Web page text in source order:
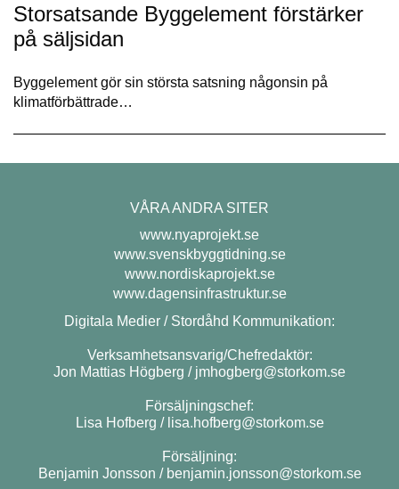
Storsatsande Byggelement förstärker
på säljsidan
Byggelement gör sin största satsning någonsin på
klimatförbättrade…
VÅRA ANDRA SITER
www.nyaprojekt.se
www.svenskbyggtidning.se
www.nordiskaprojekt.se
www.dagensinfrastruktur.se
Digitala Medier / Stordåhd Kommunikation:
Verksamhetsansvarig/Chefredaktör:
Jon Mattias Högberg / jmhogberg@storkom.se
Försäljningschef:
Lisa Hofberg / lisa.hofberg@storkom.se
Försäljning:
Benjamin Jonsson / benjamin.jonsson@storkom.se